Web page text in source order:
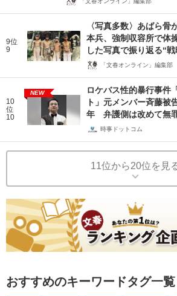
9位
9
〈写真多数〉あばら骨
本兵、強制収容所で体
した写真で振り返る“
「文春オンライン」編集部
10
位
10
NEW
ロケバス性的暴行事件
ト」元メンバー斉藤被
年 弁護側は改めて無
時事ドットコム
11位から20位を見
おすすめのキーワードタグ一覧